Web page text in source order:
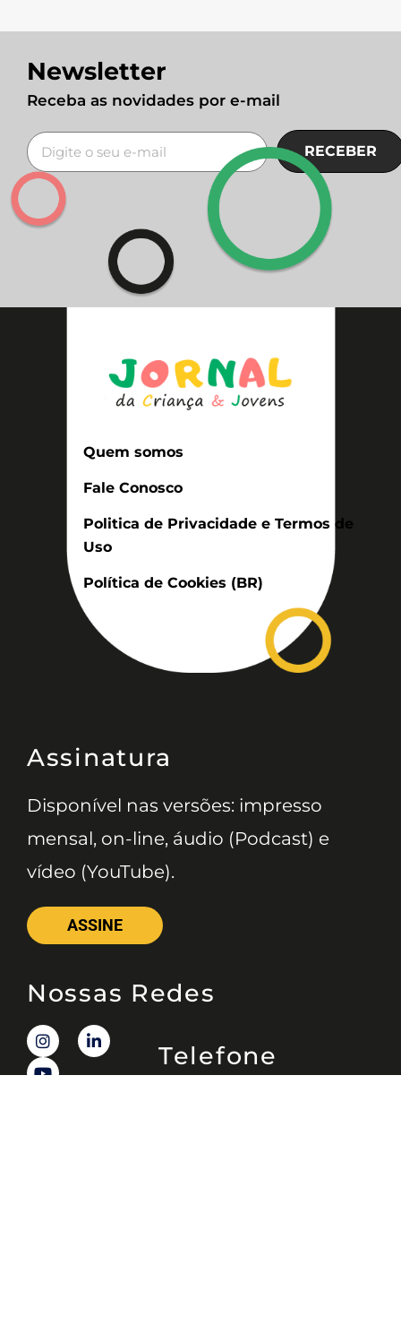
Newsletter
Receba as novidades por e-mail
RECEBER
Quem somos
Fale Conosco
Politica de Privacidade e Termos de
Uso
Política de Cookies (BR)
Assinatura
Disponível nas versões: impresso
mensal, on-line, áudio (Podcast) e
vídeo (YouTube).
ASSINE
Nossas Redes
Telefone